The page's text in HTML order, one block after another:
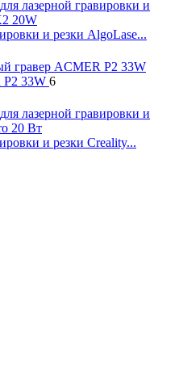
и резки AlgoLase...
P2 33W 6
и резки Creality...